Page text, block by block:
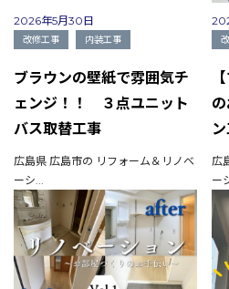
2026年5月30日
改修工事 内装工事
ブラウンの壁紙で雰囲気チ
ェンジ！！ ３点ユニット
バス取替工事
広島県 広島市の リフォーム＆リノベ
ーシ...
広
ー